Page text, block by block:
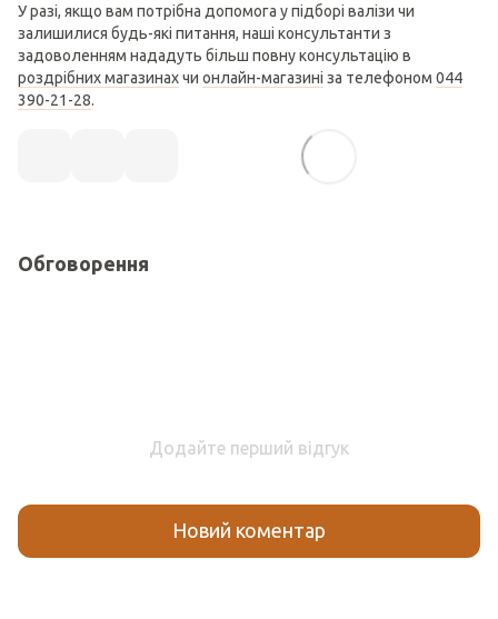
У разі, якщо вам потрібна допомога у підборі валізи чи
залишилися будь-які питання, наші консультанти з
задоволенням нададуть більш повну консультацію в
роздрібних магазинахчи онлайн-магазині за телефоном 044
390-21-28.
Обговорення
Додайте перший відгук
Новий коментар